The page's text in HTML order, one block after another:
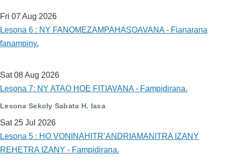
Fri 07 Aug 2026
Lesona 6 : NY FANOMEZAMPAHASOAVANA - Fianarana
fanampiny.
Sat 08 Aug 2026
Lesona 7: NY ATAO HOE FITIAVANA - Fampidirana.
Lesona Sekoly Sabata H. lasa
Sat 25 Jul 2026
Lesona 5 : HO VONINAHITR’ANDRIAMANITRA IZANY
REHETRA IZANY - Fampidirana.